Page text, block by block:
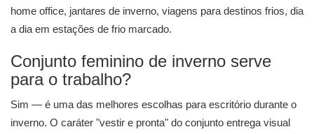
home office, jantares de inverno, viagens para destinos frios, dia
a dia em estações de frio marcado.
Conjunto feminino de inverno serve
para o trabalho?
Sim — é uma das melhores escolhas para escritório durante o
inverno. O caráter "vestir e pronta" do conjunto entrega visual